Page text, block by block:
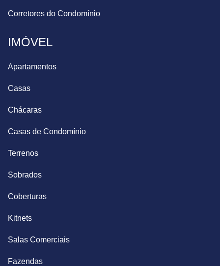
Corretores do Condomínio
IMÓVEL
Apartamentos
Casas
Chácaras
Casas de Condomínio
Terrenos
Sobrados
Coberturas
Kitnets
Salas Comerciais
Fazendas